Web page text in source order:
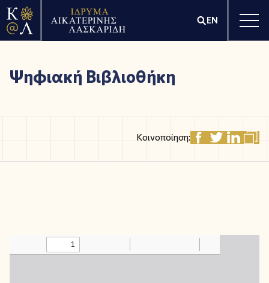
EN
Ψηφιακή Βιβλιοθήκη
Κοινοποίηση: